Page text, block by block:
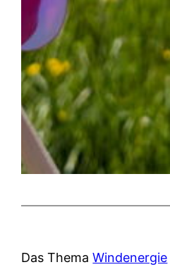
Das ThemaWindenergie